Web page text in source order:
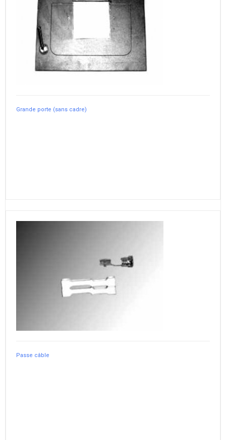
Grande porte (sans cadre)
Passe câble